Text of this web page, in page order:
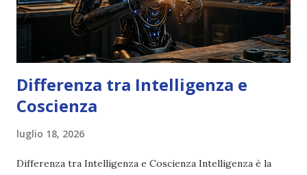
Differenza tra Intelligenza e
Coscienza
luglio 18, 2026
Differenza tra Intelligenza e Coscienza Intelligenza è la